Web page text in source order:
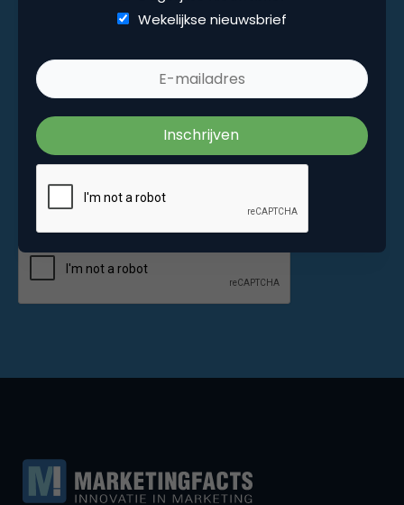
Wekelijkse nieuwsbrief
Marketingfacts. Elke dag vers. Mis niks!
Dagelijkse nieuwsbrief